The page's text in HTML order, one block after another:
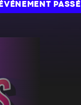
ÉVÉNEMENT PASSÉ